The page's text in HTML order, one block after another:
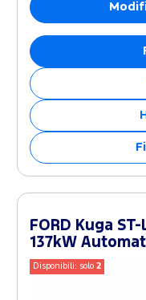
FORD Kuga
137kW
Disponibili: solo2